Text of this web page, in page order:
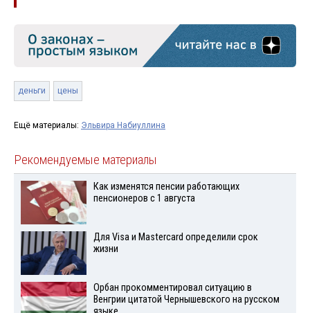
деньги цены
Ещё материалы: Эльвира Набиуллина
Рекомендуемые материалы
Как изменятся пенсии работающих
пенсионеров с 1 августа
Для Visа и Mastercard определили срок
жизни
Орбан прокомментировал ситуацию в
Венгрии цитатой Чернышевского на русском